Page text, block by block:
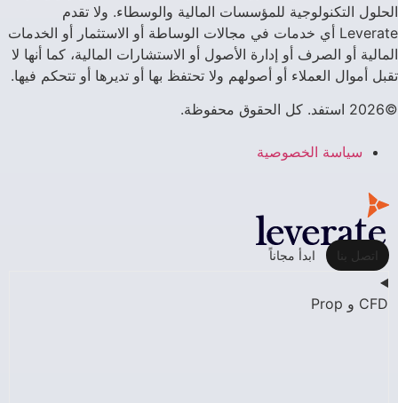
الحلول التكنولوجية للمؤسسات المالية والوسطاء. ولا تقدم
Leverate أي خدمات في مجالات الوساطة أو الاستثمار أو الخدمات
المالية أو الصرف أو إدارة الأصول أو الاستشارات المالية، كما أنها لا
تقبل أموال العملاء أو أصولهم ولا تحتفظ بها أو تديرها أو تتحكم فيها.
©2026 استفد. كل الحقوق محفوظة.
سياسة الخصوصية
اتصل بنا ابدأ مجاناً
CFD و Prop